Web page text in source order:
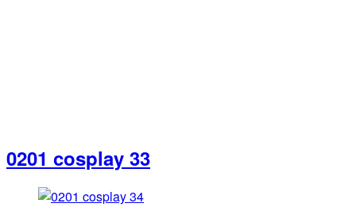
0201 cosplay 33